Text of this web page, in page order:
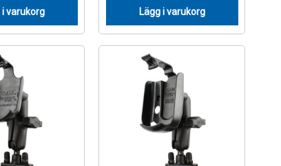
i varukorg
Lägg i varukorg